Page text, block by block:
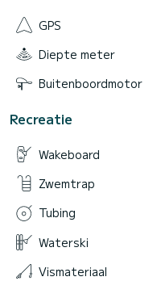
GPS
Diepte meter
Buitenboordmotor
Recreatie
Wakeboard
Zwemtrap
Tubing
Waterski
Vismateriaal